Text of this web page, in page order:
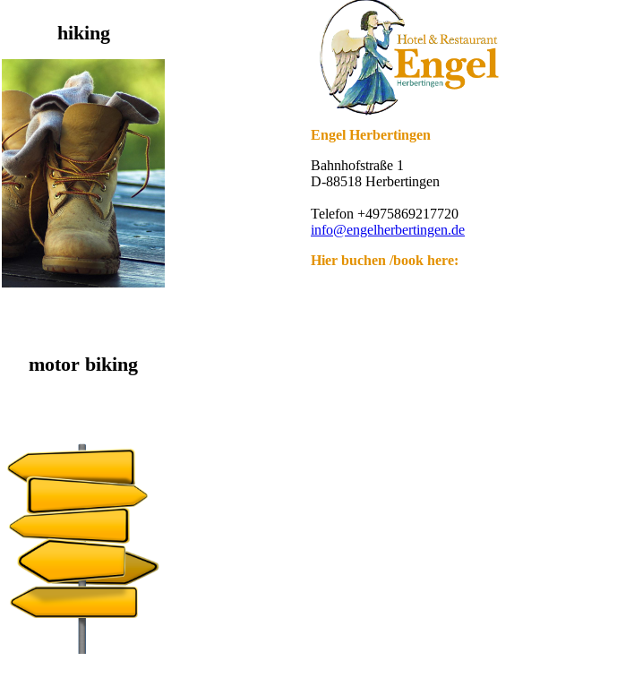
hiking
motor biking
Engel Herbertingen
Bahnhofstraße 1
D-88518 Herbertingen
Telefon +4975869217720
info@engelherbertingen.de
Hier buchen /book here: